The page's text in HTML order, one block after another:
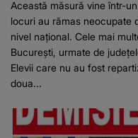
Această măsură vine într-
locuri au rămas neocupate
nivel național. Cele mai
București, urmate de
Elevii care nu au fost
doua...